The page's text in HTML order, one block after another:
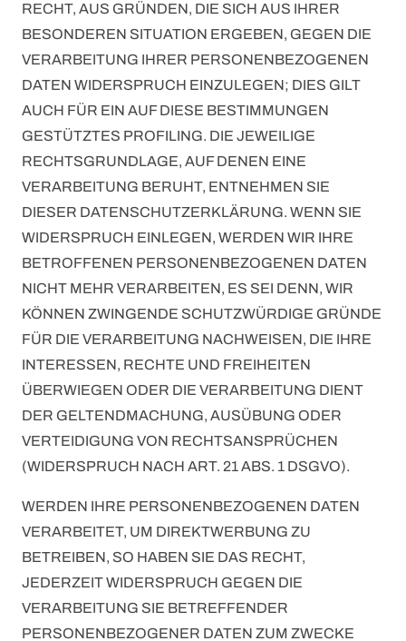
RECHT, AUS GRÜNDEN, DIE SICH AUS IHRER
BESONDEREN SITUATION ERGEBEN, GEGEN DIE
VERARBEITUNG IHRER PERSONENBEZOGENEN
DATEN WIDERSPRUCH EINZULEGEN; DIES GILT
AUCH FÜR EIN AUF DIESE BESTIMMUNGEN
GESTÜTZTES PROFILING. DIE JEWEILIGE
RECHTSGRUNDLAGE, AUF DENEN EINE
VERARBEITUNG BERUHT, ENTNEHMEN SIE
DIESER DATENSCHUTZERKLÄRUNG. WENN SIE
WIDERSPRUCH EINLEGEN, WERDEN WIR IHRE
BETROFFENEN PERSONENBEZOGENEN DATEN
NICHT MEHR VERARBEITEN, ES SEI DENN, WIR
KÖNNEN ZWINGENDE SCHUTZWÜRDIGE GRÜNDE
FÜR DIE VERARBEITUNG NACHWEISEN, DIE IHRE
INTERESSEN, RECHTE UND FREIHEITEN
ÜBERWIEGEN ODER DIE VERARBEITUNG DIENT
DER GELTENDMACHUNG, AUSÜBUNG ODER
VERTEIDIGUNG VON RECHTSANSPRÜCHEN
(WIDERSPRUCH NACH ART. 21 ABS. 1 DSGVO).
WERDEN IHRE PERSONENBEZOGENEN DATEN
VERARBEITET, UM DIREKTWERBUNG ZU
BETREIBEN, SO HABEN SIE DAS RECHT,
JEDERZEIT WIDERSPRUCH GEGEN DIE
VERARBEITUNG SIE BETREFFENDER
PERSONENBEZOGENER DATEN ZUM ZWECKE